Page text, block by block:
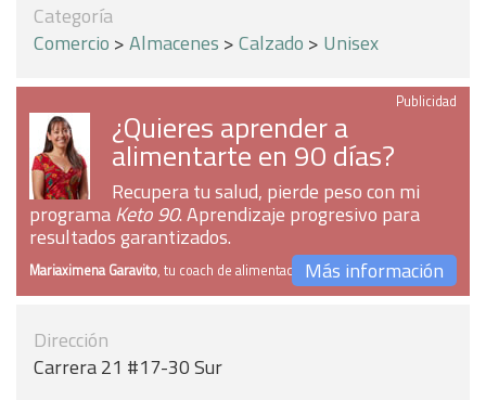
Categoría
Comercio >Almacenes >Calzado > Unisex
Publicidad
¿Quieres aprender a
alimentarte en 90 días?
Recupera tu salud, pierde peso con mi
programaKeto 90. Aprendizaje progresivo para
resultados garantizados.
Mariaximena Garavito, tu coach de alimentaciónMás información
Dirección
Carrera 21 #17-30 Sur